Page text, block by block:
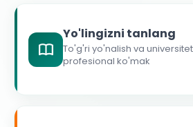
Yo'lingizni tanlang
To'g'ri yo'nalish va
profesional ko'mak